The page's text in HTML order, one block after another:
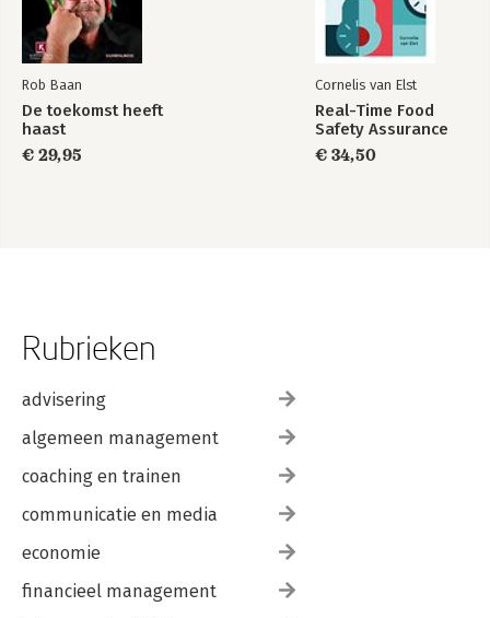
Rob Baan
De toekomst heeft
haast
€ 29,95
Cornelis van Elst
Real-Time Food
Safety Assurance
€ 34,50
Rubrieken
advisering
algemeen management
coaching en trainen
communicatie en media
economie
financieel management